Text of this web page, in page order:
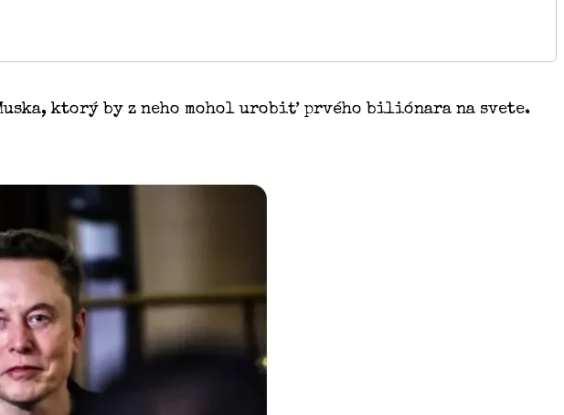
ktorý by z neho mohol urobiť prvého biliónara na svete.